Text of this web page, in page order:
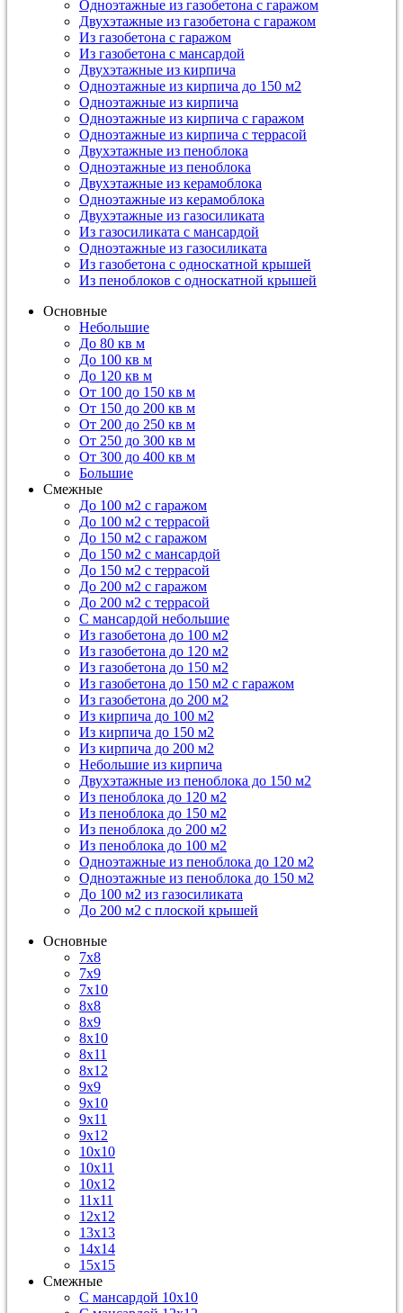
Одноэтажные из газобетона с гаражом
Двухэтажные из газобетона с гаражом
Из газобетона с гаражом
Из газобетона с мансардой
Двухэтажные из кирпича
Одноэтажные из кирпича до 150 м2
Одноэтажные из кирпича
Одноэтажные из кирпича с гаражом
Одноэтажные из кирпича с террасой
Двухэтажные из пеноблока
Одноэтажные из пеноблока
Двухэтажные из керамоблока
Одноэтажные из керамоблока
Двухэтажные из газосиликата
Из газосиликата с мансардой
Одноэтажные из газосиликата
Из газобетона с односкатной крышей
Из пеноблоков с односкатной крышей
Основные
Небольшие
До 80 кв м
До 100 кв м
До 120 кв м
От 100 до 150 кв м
От 150 до 200 кв м
От 200 до 250 кв м
От 250 до 300 кв м
От 300 до 400 кв м
Большие
Смежные
До 100 м2 с гаражом
До 100 м2 с террасой
До 150 м2 с гаражом
До 150 м2 с мансардой
До 150 м2 с террасой
До 200 м2 с гаражом
До 200 м2 с террасой
С мансардой небольшие
Из газобетона до 100 м2
Из газобетона до 120 м2
Из газобетона до 150 м2
Из газобетона до 150 м2 с гаражом
Из газобетона до 200 м2
Из кирпича до 100 м2
Из кирпича до 150 м2
Из кирпича до 200 м2
Небольшие из кирпича
Двухэтажные из пеноблока до 150 м2
Из пеноблока до 120 м2
Из пеноблока до 150 м2
Из пеноблока до 200 м2
Из пеноблока до 100 м2
Одноэтажные из пеноблока до 120 м2
Одноэтажные из пеноблока до 150 м2
До 100 м2 из газосиликата
До 200 м2 с плоской крышей
Основные
7х8
7х9
7х10
8х8
8х9
8х10
8х11
8х12
9х9
9х10
9х11
9х12
10х10
10х11
10х12
11х11
12х12
13х13
14х14
15х15
Смежные
С мансардой 10х10